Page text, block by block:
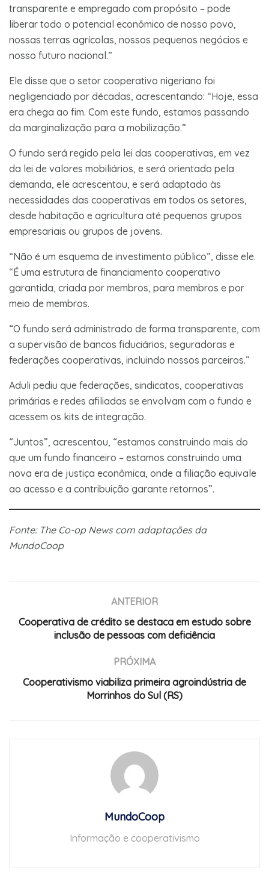
transparente e empregado com propósito – pode
liberar todo o potencial econômico de nosso povo,
nossas terras agrícolas, nossos pequenos negócios e
nosso futuro nacional.”
Ele disse que o setor cooperativo nigeriano foi
negligenciado por décadas, acrescentando: “Hoje, essa
era chega ao fim. Com este fundo, estamos passando
da marginalização para a mobilização.”
O fundo será regido pela lei das cooperativas, em vez
da lei de valores mobiliários, e será orientado pela
demanda, ele acrescentou, e será adaptado às
necessidades das cooperativas em todos os setores,
desde habitação e agricultura até pequenos grupos
empresariais ou grupos de jovens.
“Não é um esquema de investimento público”, disse ele.
“É uma estrutura de financiamento cooperativo
garantida, criada por membros, para membros e por
meio de membros.
“O fundo será administrado de forma transparente, com
a supervisão de bancos fiduciários, seguradoras e
federações cooperativas, incluindo nossos parceiros.”
Aduli pediu que federações, sindicatos, cooperativas
primárias e redes afiliadas se envolvam com o fundo e
acessem os kits de integração.
“Juntos”, acrescentou, “estamos construindo mais do
que um fundo financeiro – estamos construindo uma
nova era de justiça econômica, onde a filiação equivale
ao acesso e a contribuição garante retornos”.
Fonte: The Co-op News com adaptações da
MundoCoop
ANTERIOR
Cooperativa de crédito se destaca em estudo sobre
inclusão de pessoas com deficiência
PRÓXIMA
Cooperativismo viabiliza primeira agroindústria de
Morrinhos do Sul (RS)
MundoCoop
Informação e cooperativismo